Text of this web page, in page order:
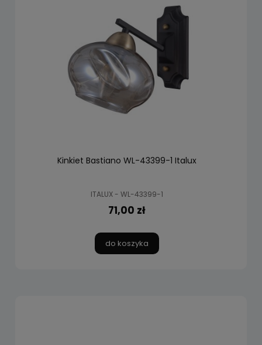
Kinkiet Bastiano WL-43399-1 Italux
ITALUX - WL-43399-1
71,00 zł
do koszyka